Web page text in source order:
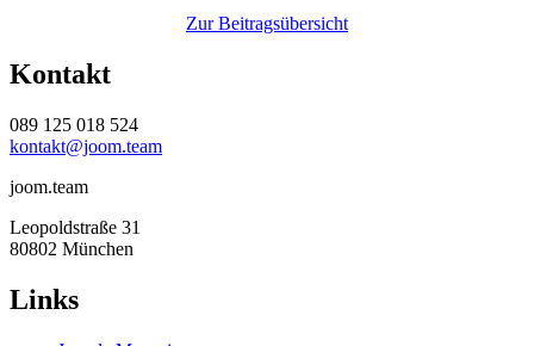
Zur Beitragsübersicht
Kontakt
089 125 018 524
kontakt@joom.team
joom.team
Leopoldstraße 31
80802 München
Links